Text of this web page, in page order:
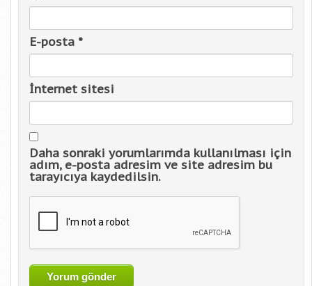
E-posta *
İnternet sitesi
Daha sonraki yorumlarımda kullanılması için
adım, e-posta adresim ve site adresim bu
tarayıcıya kaydedilsin.